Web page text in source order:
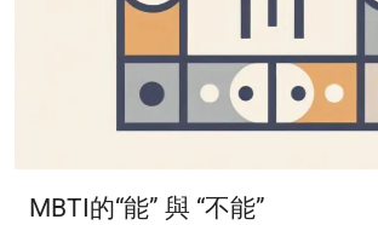
MBTI的“能” 與 “不能”